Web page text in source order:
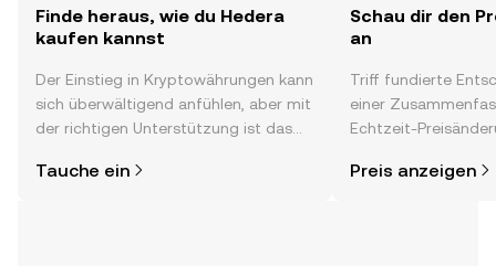
Finde heraus, wie du Hedera
kaufen kannst
Der Einstieg in Kryptowährungen kann
sich überwältigend anfühlen, aber mit
der richtigen Unterstützung ist das
direkt in der OKX-App oder hier im
Tauche ein
Schau dir den
an
Triff fundierte
einer
Echtzeit-
Neuigkeiten und
Preis anzeigen